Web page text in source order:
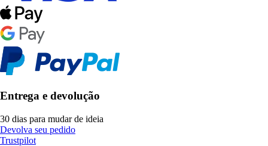
Entrega e devolução
30 dias para mudar de ideia
Devolva seu pedido
Trustpilot